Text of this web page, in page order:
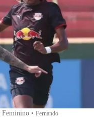
Feminino • Fernando